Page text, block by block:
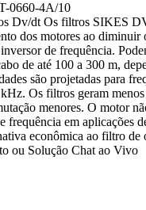
0660-4A/10
Dv/dt Os filtros SIKES
dos motores ao
de frequência.
de até 100 a 300 m,
são projetadas para
Os filtros geram
menores. O motor
frequência em aplicações
econômica ao filtro de
ou Solução Chat ao Vivo